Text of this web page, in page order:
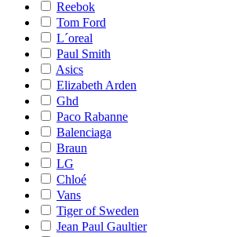
Reebok
Tom Ford
L´oreal
Paul Smith
Asics
Elizabeth Arden
Ghd
Paco Rabanne
Balenciaga
Braun
LG
Chloé
Vans
Tiger of Sweden
Jean Paul Gaultier